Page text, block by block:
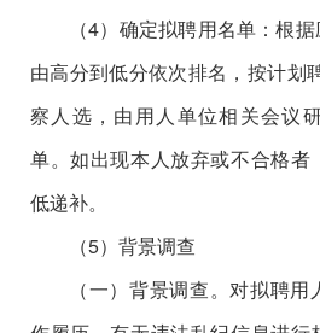
（4）确定拟聘用名单：根
由高分到低分依次排名，按计划
察人选，由用人单位相关会议
单。如出现本人放弃或不合格者
低递补。
（5）背景调查
（一）背景调查。对拟聘